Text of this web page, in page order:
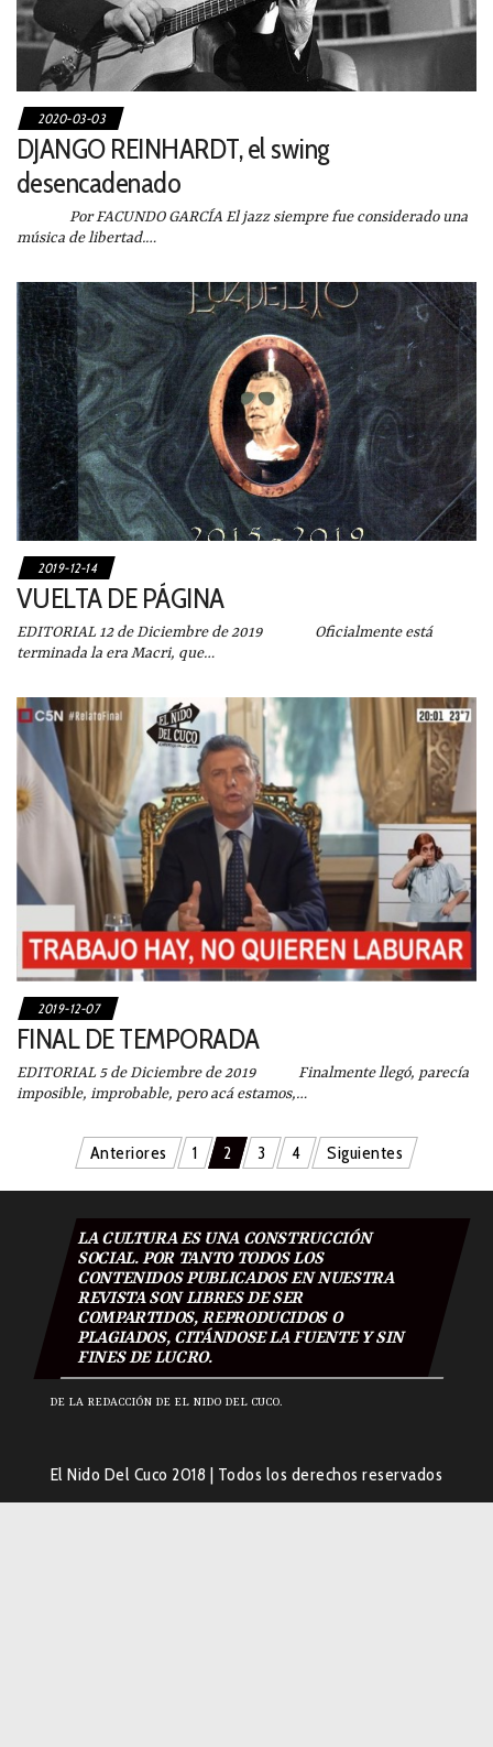
2020-03-03
DJANGO REINHARDT, el swing
desencadenado
Por FACUNDO GARCÍA El jazz siempre fue considerado una
música de libertad.…
2019-12-14
VUELTA DE PÁGINA
EDITORIAL 12 de Diciembre de 2019 Oficialmente está
terminada la era Macri, que…
2019-12-07
FINAL DE TEMPORADA
EDITORIAL 5 de Diciembre de 2019 Finalmente llegó, parecía
imposible, improbable, pero acá estamos,…
Navegación
de
entradas
Anteriores 1 2 3 4 Siguientes
LA CULTURA ES UNA CONSTRUCCIÓN
SOCIAL. POR TANTO TODOS LOS
CONTENIDOS PUBLICADOS EN NUESTRA
REVISTA SON LIBRES DE SER
COMPARTIDOS, REPRODUCIDOS O
PLAGIADOS, CITÁNDOSE LA FUENTE Y SIN
FINES DE LUCRO.
DE LA REDACCIÓN DE EL NIDO DEL CUCO.
El Nido Del Cuco 2018 Todos los derechos reservados